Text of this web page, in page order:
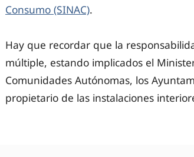
Consumo (SINAC).
Hay que recordar que la
múltiple, estando implicados el
Comunidades Autónomas, los
propietario de las instalaciones